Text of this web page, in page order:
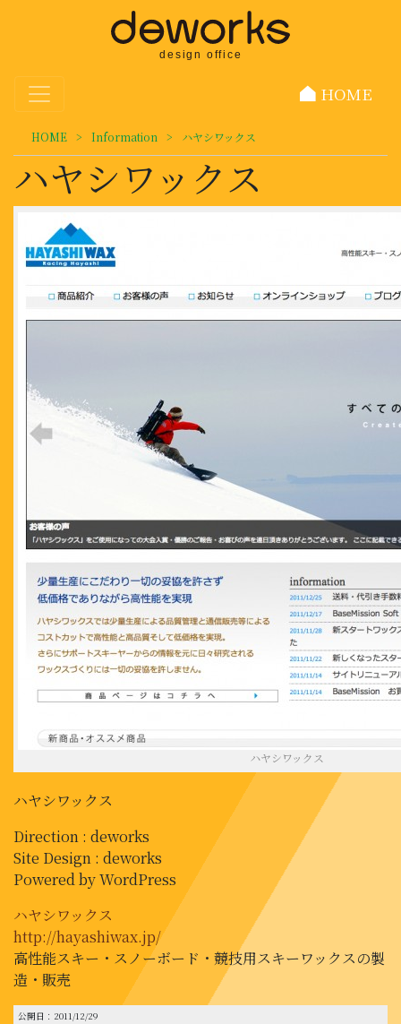
HOME
HOME > Information > ハヤシワックス
ハヤシワックス
ハヤシワックス
ハヤシワックス
Direction : deworks
Site Design : deworks
Powered by WordPress
ハヤシワックス
http://hayashiwax.jp/
高性能スキー・スノーボード・競技用スキーワックスの製
造・販売
公開日：2011/12/29